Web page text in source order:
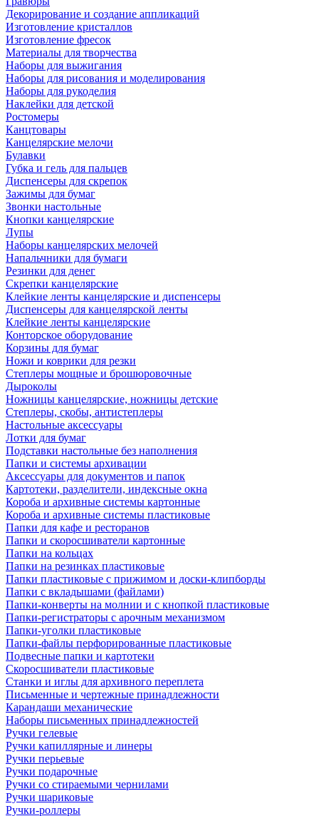
Декорирование и создание аппликаций
Изготовление кристаллов
Изготовление фресок
Материалы для творчества
Наборы для выжигания
Наборы для рисования и моделирования
Наборы для рукоделия
Наклейки для детской
Ростомеры
Канцтовары
Канцелярские мелочи
Булавки
Губка и гель для пальцев
Диспенсеры для скрепок
Зажимы для бумаг
Звонки настольные
Кнопки канцелярские
Лупы
Наборы канцелярских мелочей
Напальчники для бумаги
Резинки для денег
Скрепки канцелярские
Клейкие ленты канцелярские и диспенсеры
Диспенсеры для канцелярской ленты
Клейкие ленты канцелярские
Конторское оборудование
Корзины для бумаг
Ножи и коврики для резки
Степлеры мощные и брошюровочные
Дыроколы
Ножницы канцелярские, ножницы детские
Степлеры, скобы, антистеплеры
Настольные аксессуары
Лотки для бумаг
Подставки настольные без наполнения
Папки и системы архивации
Аксессуары для документов и папок
Картотеки, разделители, индексные окна
Короба и архивные системы картонные
Короба и архивные системы пластиковые
Папки для кафе и ресторанов
Папки и скоросшиватели картонные
Папки на кольцах
Папки на резинках пластиковые
Папки пластиковые с прижимом и доски-клипборды
Папки с вкладышами (файлами)
Папки-конверты на молнии и с кнопкой пластиковые
Папки-регистраторы с арочным механизмом
Папки-уголки пластиковые
Папки-файлы перфорированные пластиковые
Подвесные папки и картотеки
Скоросшиватели пластиковые
Станки и иглы для архивного переплета
Письменные и чертежные принадлежности
Карандаши механические
Наборы письменных принадлежностей
Ручки гелевые
Ручки капиллярные и линеры
Ручки перьевые
Ручки подарочные
Ручки со стираемыми чернилами
Ручки шариковые
Ручки-роллеры